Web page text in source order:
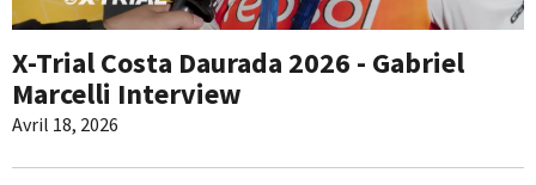
X-Trial Costa Daurada 2026 - Gabriel
Marcelli Interview
Avril 18, 2026